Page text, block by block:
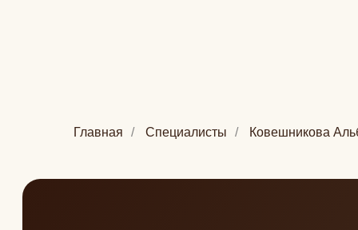
Главная / Специалисты / Ковешникова
Ковешникова Альбина